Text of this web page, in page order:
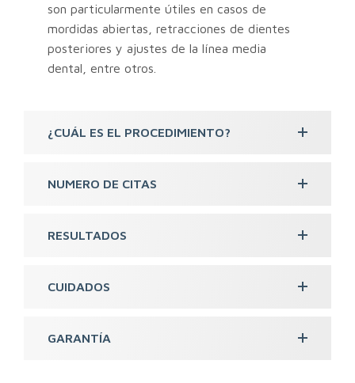
son particularmente útiles en casos de
mordidas abiertas, retracciones de dientes
posteriores y ajustes de la línea media
dental, entre otros.
¿CUÁL ES EL PROCEDIMIENTO?
NUMERO DE CITAS
RESULTADOS
CUIDADOS
GARANTÍA